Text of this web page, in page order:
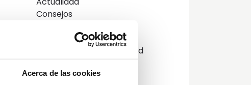
Acerca de las cookies
las de
Consejos
Innovación y sostenibilidad
Lifestyle y decoración